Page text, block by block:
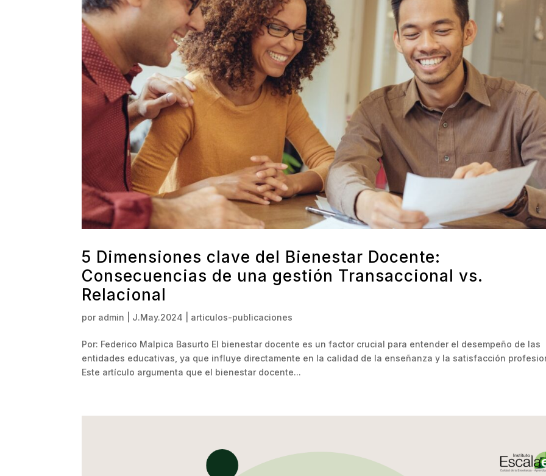
5 Dimensiones clave del Bienestar Docente:
Consecuencias de una gestión Transaccional vs.
Relacional
por admin J.May.2024 articulos-publicaciones
Por: Federico Malpica Basurto El bienestar docente es un factor crucial para entender el desempeño de las
entidades educativas, ya que influye directamente en la calidad de la enseñanza y la satisfacción
Este artículo argumenta que el bienestar docente...